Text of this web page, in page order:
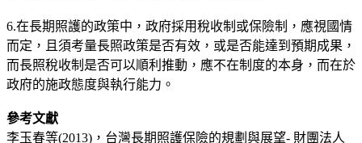
6.在長期照護的政策中，政府採用稅收制或保險制，應視國情
而定，且須考量長照政策是否有效，或是否能達到預期成果，
而長照稅收制是否可以順利推動，應不在制度的本身，而在於
政府的施政態度與執行能力。
參考文獻
李玉春等(2013)，台灣長期照護保險的規劃與展望- 財團法人